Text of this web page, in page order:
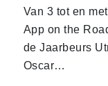
Van 3 tot en
App on the
de Jaarbeurs
Oscar…